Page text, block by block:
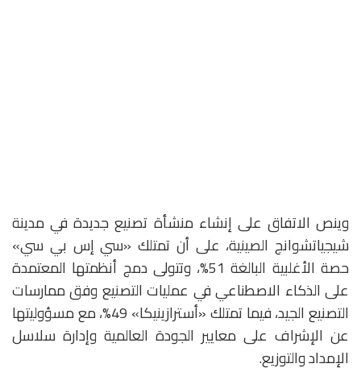
وينص الاتفاق على إنشاء منشأة تصنيع جديدة في مدينة
شيجياتشوانج الصينية، على أن تمتلك «سي إس بي سي»
حصة الأغلبية البالغة 51%، وتتولى دمج أنظمتها المعتمدة
على الذكاء الاصطناعي في عمليات التصنيع وفق ممارسات
التصنيع الجيد، فيما تمتلك «أسترازينيكا» 49%، مع مسؤوليتها
عن الإشراف على معايير الجودة العالمية وإدارة سلاسل
الإمداد والتوزيع.